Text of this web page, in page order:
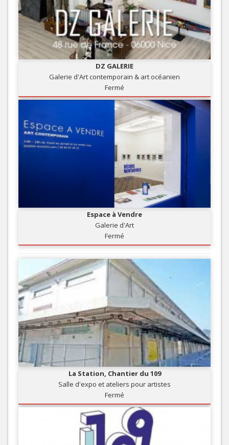
DZ GALERIE
Galerie d'Art contemporain & art océanien
Fermé
Espace à Vendre
Galerie d'Art
Fermé
La Station, Chantier du 109
Salle d'expo et ateliers pour artistes
Fermé